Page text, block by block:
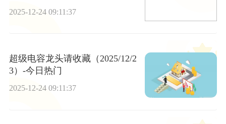
2025-12-24 09:11:37
超级电容龙头请收藏（2025/12/2
3）-今日热门
2025-12-24 09:11:37